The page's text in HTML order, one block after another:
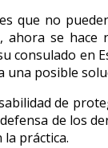
que no
se
consulado
una posible
de
de los
práctica.